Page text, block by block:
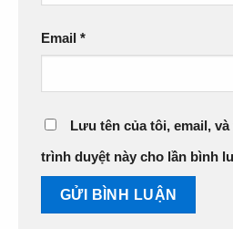
Email *
Lưu tên của tôi, email,
trình duyệt này cho lần bình